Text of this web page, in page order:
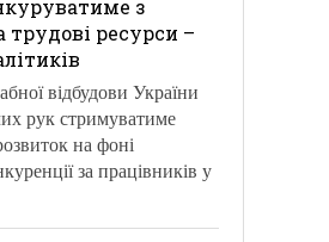
з
ресурси –
відбудови України
рук стримуватиме
на фоні
за працівників у